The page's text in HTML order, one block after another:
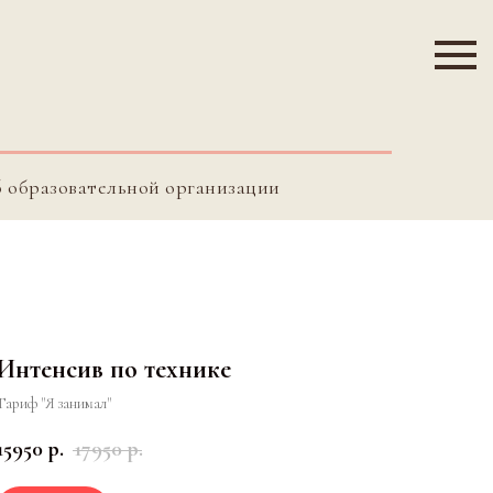
организации
по технике
"Я занимал"
р. 17950 р.